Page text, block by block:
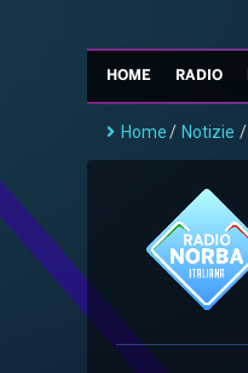
HOME RADIO
Home/ Notizie /